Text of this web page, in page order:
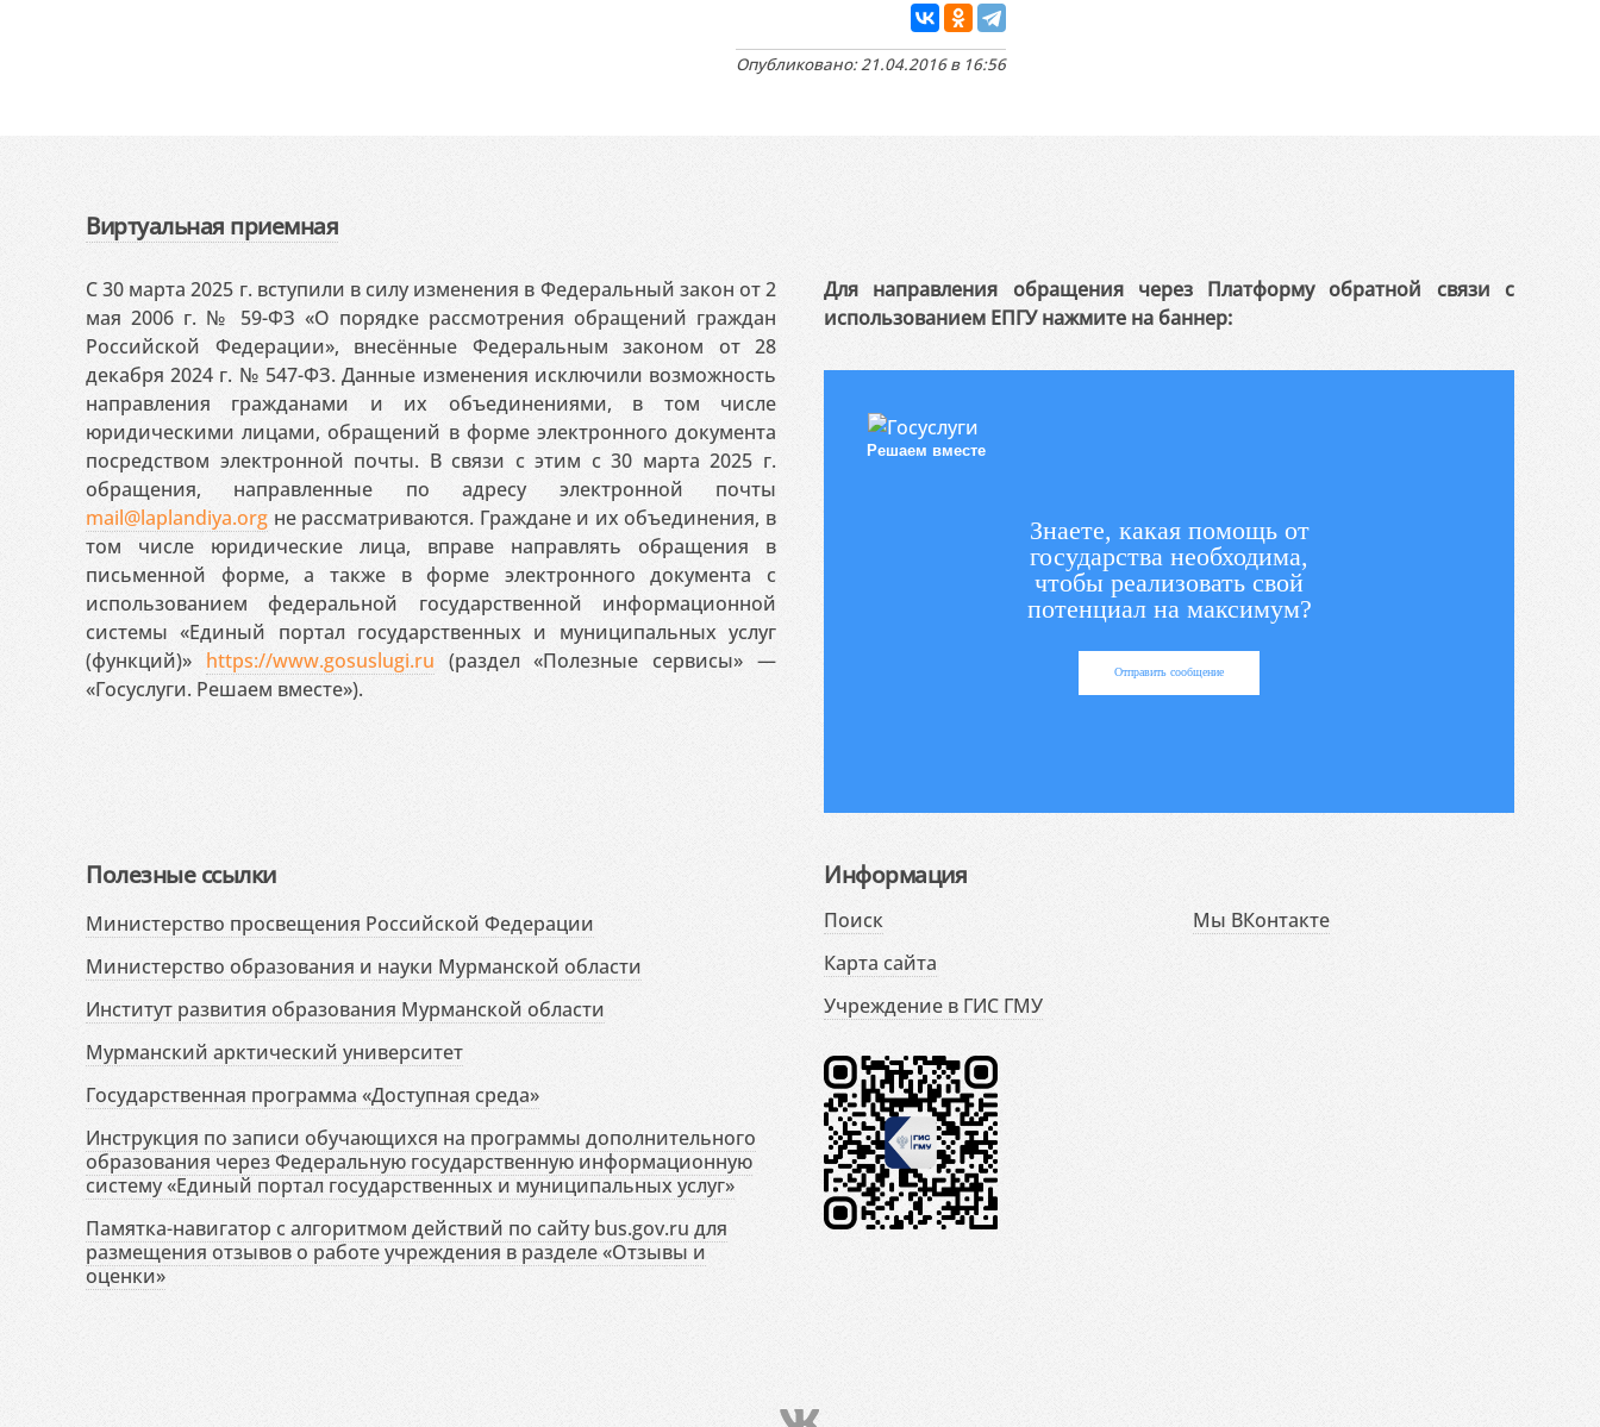
Опубликовано: 21.04.2016 в 16:56
Виртуальная приемная
С 30 марта 2025 г. вступили в силу изменения в Федеральный закон от 2
мая 2006 г. № 59-ФЗ «О порядке рассмотрения обращений граждан
Российской Федерации», внесённые Федеральным законом от 28
декабря 2024 г. № 547-ФЗ. Данные изменения исключили возможность
направления гражданами и их объединениями, в том числе
юридическими лицами, обращений в форме электронного документа
посредством электронной почты. В связи с этим с 30 марта 2025 г.
обращения, направленные по адресу электронной почты
mail@laplandiya.org не рассматриваются. Граждане и их объединения, в
том числе юридические лица, вправе направлять обращения в
письменной форме, а также в форме электронного документа с
использованием федеральной государственной информационной
системы «Единый портал государственных и муниципальных услуг
(функций)» https://www.gosuslugi.ru (раздел «Полезные сервисы» —
«Госуслуги. Решаем вместе»).
Для направления обращения через Платформу обратной связи с
использованием ЕПГУ нажмите на баннер:
Решаем вместе
Знаете, какая помощь от
государства необходима,
чтобы реализовать свой
потенциал на максимум?
Отправить сообщение
Полезные ссылки
Министерство просвещения Российской Федерации
Министерство образования и науки Мурманской области
Институт развития образования Мурманской области
Мурманский арктический университет
Государственная программа «Доступная среда»
Инструкция по записи обучающихся на программы дополнительного
образования через Федеральную государственную информационную
систему «Единый портал государственных и муниципальных услуг»
Памятка-навигатор с алгоритмом действий по сайту bus.gov.ru для
размещения отзывов о работе учреждения в разделе «Отзывы и
оценки»
Информация
Поиск
Карта сайта
Учреждение в ГИС ГМУ
Мы ВКонтакте